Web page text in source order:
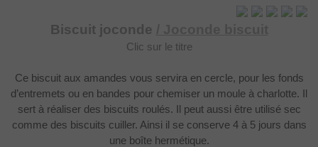
Biscuit joconde
Clic sur le titre
Ce biscuit aux amandes vous servira en cercle, pour les fonds
d’entremets ou en bandes pour chemiser un moule à charlotte. Il
sert à réaliser des biscuits roulés. Il peut aussi être utilisé sec
comme des biscuits cuiller. Ainsi il se conserve 4 à 5 jours dans
une boîte hermétique.